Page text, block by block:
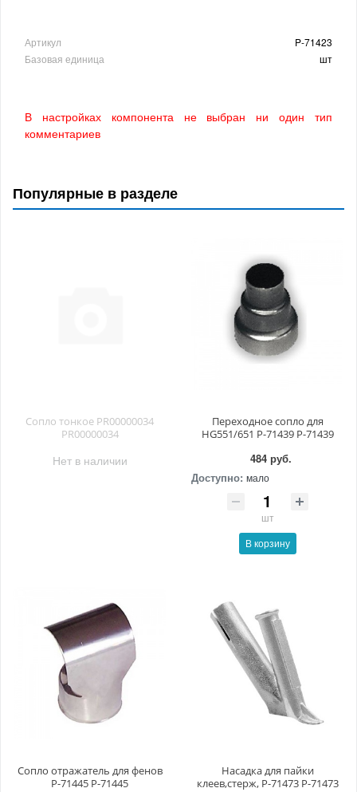
Артикул
P-71423
Базовая единица
шт
В настройках компонента не выбран ни один тип
комментариев
Популярные в разделе
Сопло тонкое PR00000034
PR00000034
Нет в наличии
Переходное сопло для
HG551/651 P-71439 P-71439
484 руб.
Доступно: мало
шт
В корзину
Сопло отражатель для фенов
P-71445 P-71445
Насадка для пайки
клеев,стерж, P-71473 P-71473